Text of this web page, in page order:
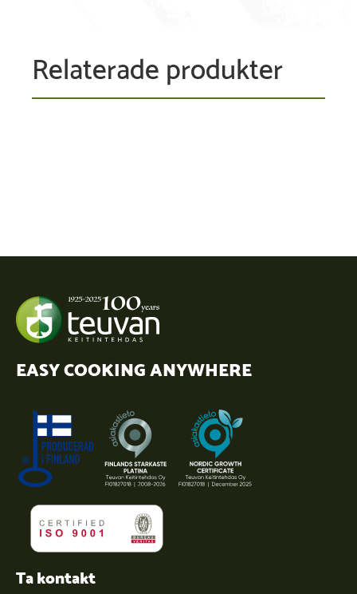
Relaterade produkter
EASY COOKING ANYWHERE
Ta kontakt